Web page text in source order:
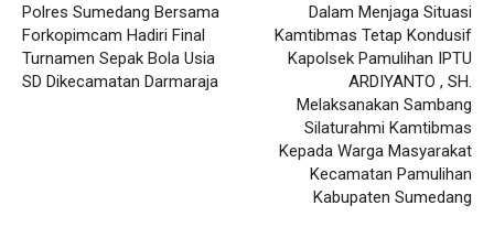
Polres Sumedang Bersama
Forkopimcam Hadiri Final
Turnamen Sepak Bola Usia
SD Dikecamatan Darmaraja
Dalam Menjaga Situasi
Kamtibmas Tetap Kondusif
Kapolsek Pamulihan IPTU
ARDIYANTO , SH.
Melaksanakan Sambang
Silaturahmi Kamtibmas
Kepada Warga Masyarakat
Kecamatan Pamulihan
Kabupaten Sumedang